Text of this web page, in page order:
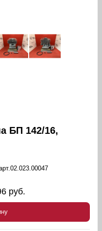
БП 142/16,
руб.